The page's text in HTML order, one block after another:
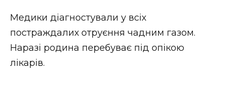
Медики діагностували у всіх
постраждалих отруєння чадним газом.
Наразі родина перебуває під опікою
лікарів.